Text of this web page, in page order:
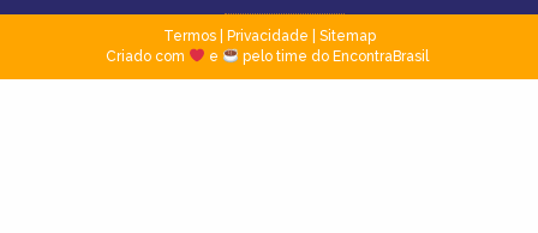
Termos| Privacidade
Sitemap
Criado com
e pelo time do EncontraBrasil